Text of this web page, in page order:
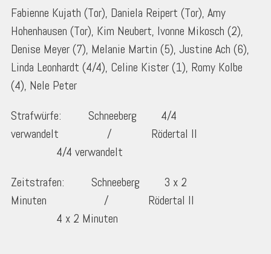
Fabienne Kujath (Tor), Daniela Reipert (Tor), Amy
Hohenhausen (Tor), Kim Neubert, Ivonne Mikosch (2),
Denise Meyer (7), Melanie Martin (5), Justine Ach (6),
Linda Leonhardt (4/4), Celine Kister (1), Romy Kolbe
(4), Nele Peter
Strafwürfe: Schneeberg 4/4
verwandelt / Rödertal II
4/4 verwandelt
Zeitstrafen: Schneeberg 3 x 2
Minuten / Rödertal II
4 x 2 Minuten